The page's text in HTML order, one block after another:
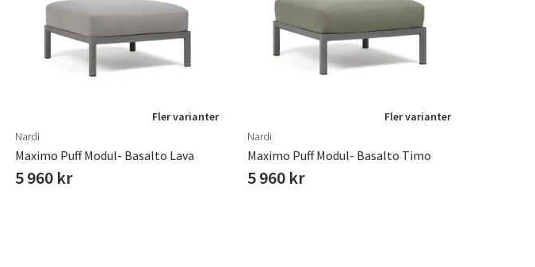
Fler varianter
Nardi
Maximo Puff Modul- Basalto Lava
5 960 kr
Fler varianter
Nardi
Maximo Puff Modul- Basalto Timo
5 960 kr